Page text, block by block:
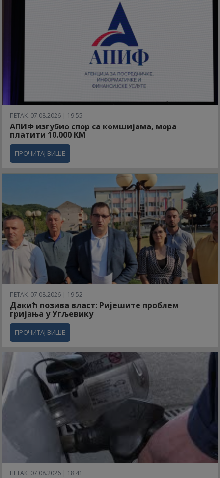
ПЕТАК, 07.08.2026 | 19:55
АПИФ изгубио спор са комшијама, мора
платити 10.000 КМ
ПРОЧИТАЈ ВИШЕ
ПЕТАК, 07.08.2026 | 19:52
Дакић позива власт: Ријешите проблем
гријања у Угљевику
ПРОЧИТАЈ ВИШЕ
ПЕТАК, 07.08.2026 | 18:41